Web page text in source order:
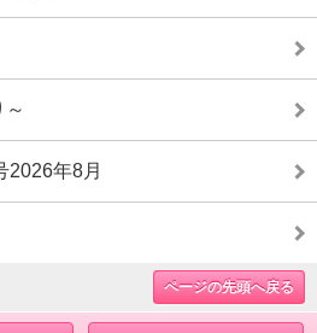
年8月
ページの先頭へ戻る